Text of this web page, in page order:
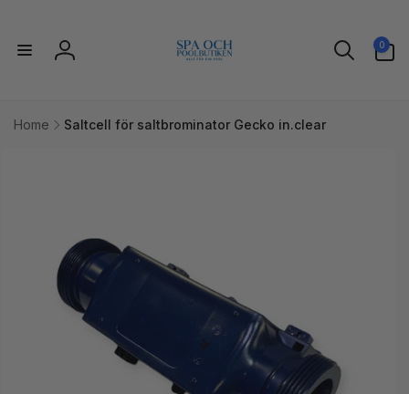
innehåll
Logga
0
artiklar
Home
Saltcell för saltbrominator Gecko in.clear